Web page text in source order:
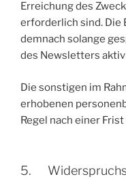
Erreichung des
erforderlich sind. Die
demnach solange
des Newsletters
Die sonstigen im
erhobenen
Regel nach einer
5.